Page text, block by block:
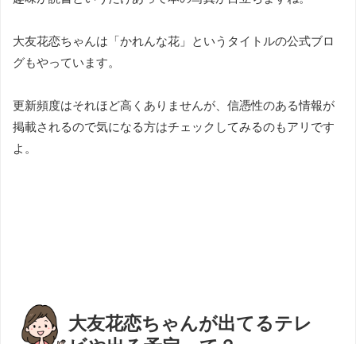
大友花恋ちゃんは「かれんな花」というタイトルの公式ブロ
グもやっています。
更新頻度はそれほど高くありませんが、信憑性のある情報が
掲載されるので気になる方はチェックしてみるのもアリです
よ。
大友花恋ちゃんが出てるテレ